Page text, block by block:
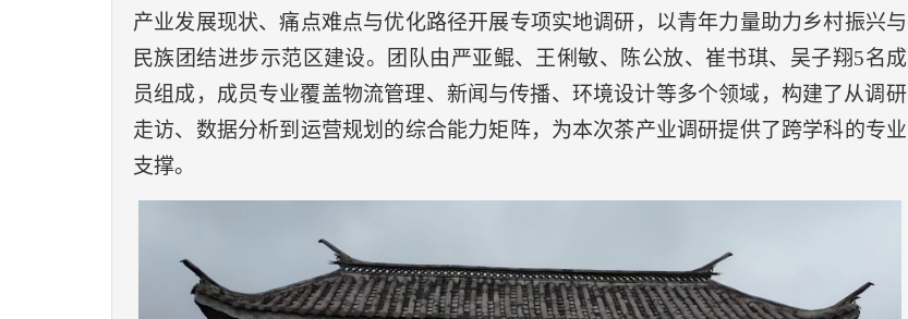
产业发展现状、痛点难点与优化路径开展专项实地调研，以青年力量助力乡村振兴与
民族团结进步示范区建设。团队由严亚鲲、王俐敏、陈公放、崔书琪、吴子翔5名成
员组成，成员专业覆盖物流管理、新闻与传播、 环境设计等多个领域，构建了从调研
走访、数据分析到运营规划的综合能力矩阵，为本次茶产业调研提供了跨学科的专业
支撑。